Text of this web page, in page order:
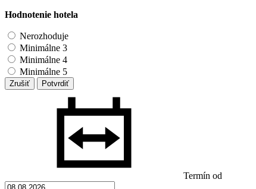
Hodnotenie hotela
Nerozhoduje
Minimálne 3
Minimálne 4
Minimálne 5
Zrušiť Potvrdiť
Termín od